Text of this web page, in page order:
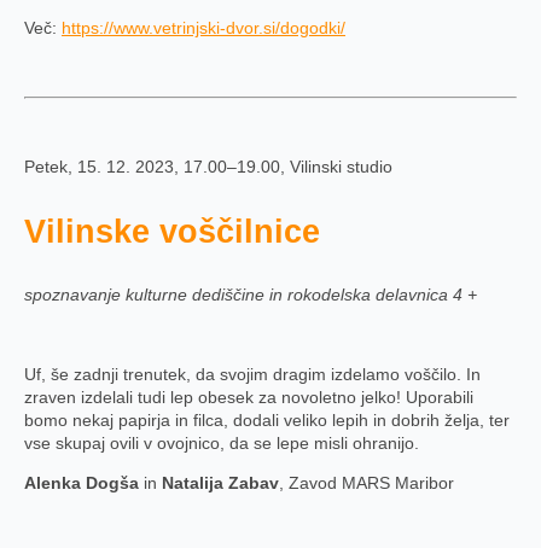
Več: https://www.vetrinjski-dvor.si/dogodki/
Petek, 15. 12. 2023, 17.00–19.00, Vilinski studio
Vilinske voščilnice
spoznavanje kulturne dediščine in rokodelska delavnica 4 +
Uf, še zadnji trenutek, da svojim dragim izdelamo voščilo. In
zraven izdelali tudi lep obesek za novoletno jelko! Uporabili
bomo nekaj papirja in filca, dodali veliko lepih in dobrih želja, ter
vse skupaj ovili v ovojnico, da se lepe misli ohranijo.
Alenka Dogša in Natalija Zabav , Zavod MARS Maribor